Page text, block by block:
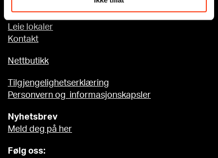
Sponsorsamarbeid
Leie lokaler
Kontakt
Nettbutikk
Tilgjengelighetserklæring
Personvern og informasjonskapsler
Nyhetsbrev
Meld deg på her
Følg oss: